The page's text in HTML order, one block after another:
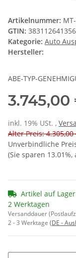
Artikelnummer:
GTIN:
Kategorie: Auto
Hersteller:
ABE-TYP-
3.745,00
inkl. 19% USt. ,
Alter Preis: 4.305,00
Unverbindliche
(Sie sparen 13.01%,
Artikel auf
2 Werktagen
Versanddauer
2 - 3 Werktage (DE -